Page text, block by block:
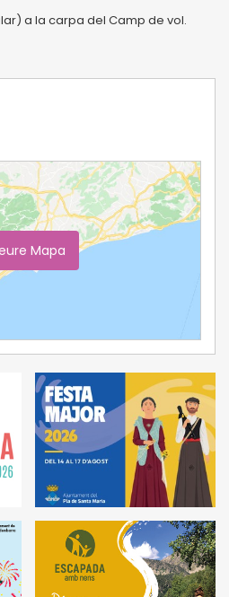
a la carpa del Camp de vol.
Mapa